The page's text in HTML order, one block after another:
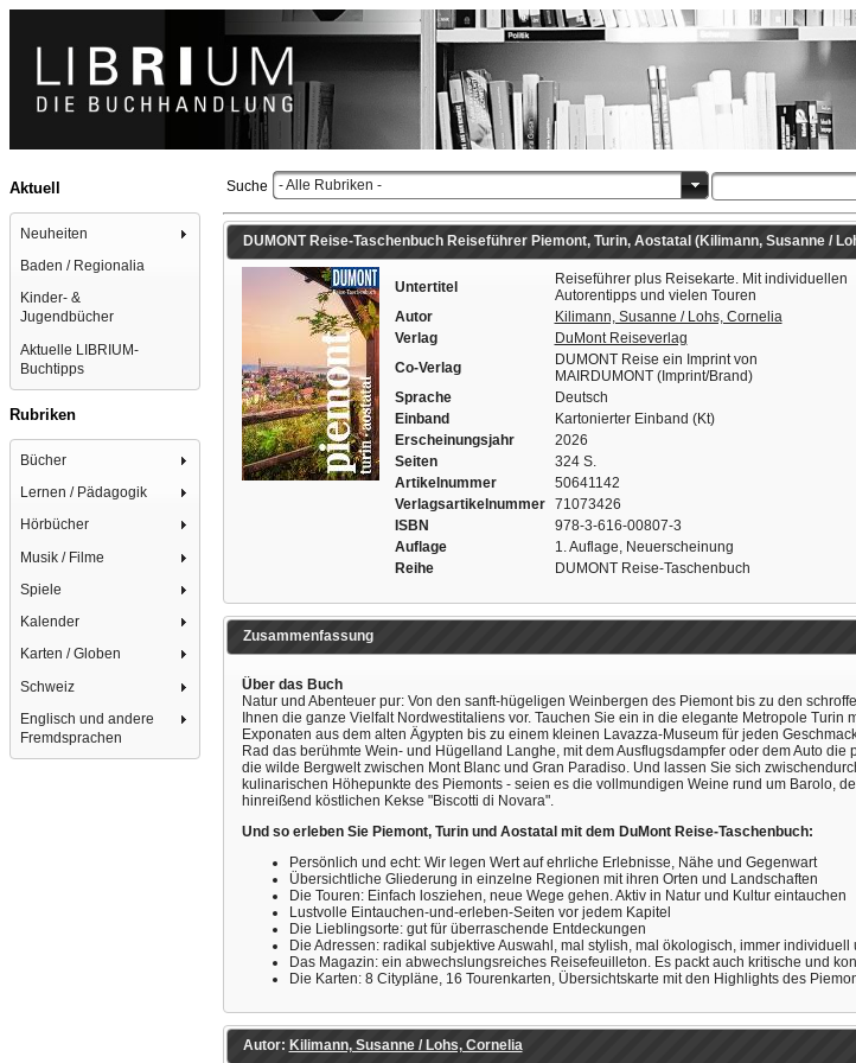
Aktuell
Neuheiten
Baden / Regionalia
Kinder- &
Jugendbücher
Aktuelle LIBRIUM-
Buchtipps
Rubriken
Bücher
Lernen / Pädagogik
Hörbücher
Musik / Filme
Spiele
Kalender
Karten / Globen
Schweiz
Englisch und andere
Fremdsprachen
Suche - Alle Rubriken -
DUMONT Reise-Taschenbuch Reiseführer Piemont, Turin, Aostatal (Kilimann, Susanne /
Untertitel
Reiseführer plus Reisekarte. Mit individuellen
Autorentipps und vielen Touren
Autor
Kilimann, Susanne / Lohs, Cornelia
Verlag
DuMont Reiseverlag
Co-Verlag
DUMONT Reise ein Imprint von
MAIRDUMONT (Imprint/Brand)
Sprache
Deutsch
Einband
Kartonierter Einband (Kt)
Erscheinungsjahr
2026
Seiten
324 S.
Artikelnummer
50641142
Verlagsartikelnummer
71073426
ISBN
978-3-616-00807-3
Auflage
1. Auflage, Neuerscheinung
Reihe
DUMONT Reise-Taschenbuch
Zusammenfassung
Über das Buch
Natur und Abenteuer pur: Von den sanft-hügeligen Weinbergen des Piemont bis zu den
Ihnen die ganze Vielfalt Nordwestitaliens vor. Tauchen Sie ein in die elegante Metropole
Exponaten aus dem alten Ägypten bis zu einem kleinen Lavazza-Museum für jeden
Rad das berühmte Wein- und Hügelland Langhe, mit dem Ausflugsdampfer oder dem Auto
die wilde Bergwelt zwischen Mont Blanc und Gran Paradiso. Und lassen Sie sich
kulinarischen Höhepunkte des Piemonts - seien es die vollmundigen Weine rund um Barolo,
hinreißend köstlichen Kekse "Biscotti di Novara".
Und so erleben Sie Piemont, Turin und Aostatal mit dem DuMont Reise-Taschenbuch:
Persönlich und echt: Wir legen Wert auf ehrliche Erlebnisse, Nähe und Gegenwart
Übersichtliche Gliederung in einzelne Regionen mit ihren Orten und Landschaften
Die Touren: Einfach losziehen, neue Wege gehen. Aktiv in Natur und Kultur eintauchen
Lustvolle Eintauchen-und-erleben-Seiten vor jedem Kapitel
Die Lieblingsorte: gut für überraschende Entdeckungen
Die Adressen: radikal subjektive Auswahl, mal stylish, mal ökologisch, immer individuell
Das Magazin: ein abwechslungsreiches Reisefeuilleton. Es packt auch kritische und
Die Karten: 8 Citypläne, 16 Tourenkarten, Übersichtskarte mit den Highlights des
Autor: Kilimann, Susanne / Lohs, Cornelia